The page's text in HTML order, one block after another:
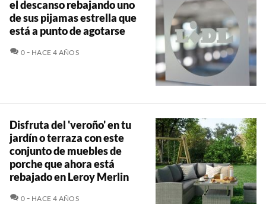
el descanso rebajando uno
de sus pijamas estrella que
está a punto de agotarse
0 COMENTARIOS
HACE 4 AÑOS
Disfruta del 'veroño' en tu
jardín o terraza con este
conjunto de muebles de
porche que ahora está
rebajado en Leroy Merlin
0 COMENTARIOS
HACE 4 AÑOS